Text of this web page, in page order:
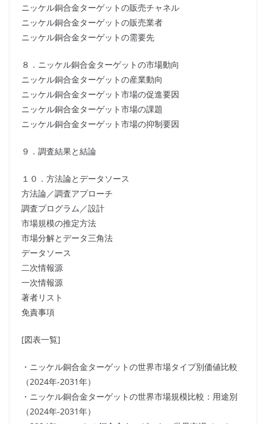
ニッケル銅合金ターゲットの販売チャネル
ニッケル銅合金ターゲットの販売業者
ニッケル銅合金ターゲットの需要先
８．ニッケル銅合金ターゲットの市場動向
ニッケル銅合金ターゲットの産業動向
ニッケル銅合金ターゲット市場の促進要因
ニッケル銅合金ターゲット市場の課題
ニッケル銅合金ターゲット市場の抑制要因
９．調査結果と結論
１０．方法論とデータソース
方法論／調査アプローチ
調査プログラム／設計
市場規模の推定方法
市場分解とデータ三角法
データソース
二次情報源
一次情報源
著者リスト
免責事項
[図表一覧]
・ニッケル銅合金ターゲットの世界市場タイプ別価値比較
（2024年-2031年）
・ニッケル銅合金ターゲットの世界市場規模比較：用途別
（2024年-2031年）